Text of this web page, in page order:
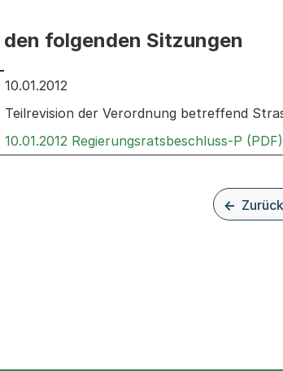
folgenden Sitzungen
Sitzungen: Informationen zu den
10.01.2012
Teilrevision der Verordnung betreffend
10.01.2012 Regierungsratsbeschluss-P (PDF)